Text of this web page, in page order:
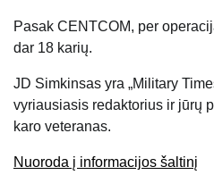
Pasak CENTCOM, per
dar 18 karių.
JD Simkinsas yra „Military
vyriausiasis redaktorius ir jūrų
karo veteranas.
Nuoroda į informacijos šaltinį